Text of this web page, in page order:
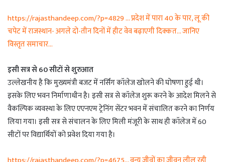
https://rajasthandeep.com/?p=4829 … प्रदेश में पारा 40 के पार, लू की
चपेट में राजस्थान- अगले दो-तीन दिनों में हीट वेव बढ़ाएगी दिक्कत… जानिए
विस्तृत समाचार…
इसी सत्र से 60 सीटों से शुरुआत
उल्लेखनीय है कि मुख्यमंत्री बजट में नर्सिंग कॉलेज खोलने की घोषणा हुई थी।
इसके लिए भवन निर्माणाधीन है। इसी सत्र से कॉलेज शुरू करने के आदेश मिलने से
वैकल्पिक व्यवस्था के लिए एएनएम ट्रेनिंग सेंटर भवन में संचालित करने का निर्णय
लिया गया। इसी सत्र से संचालन के लिए मिली मंजूरी के साथ ही कॉलेज में 60
सीटों पर विद्यार्थियों को प्रवेश दिया गया है।